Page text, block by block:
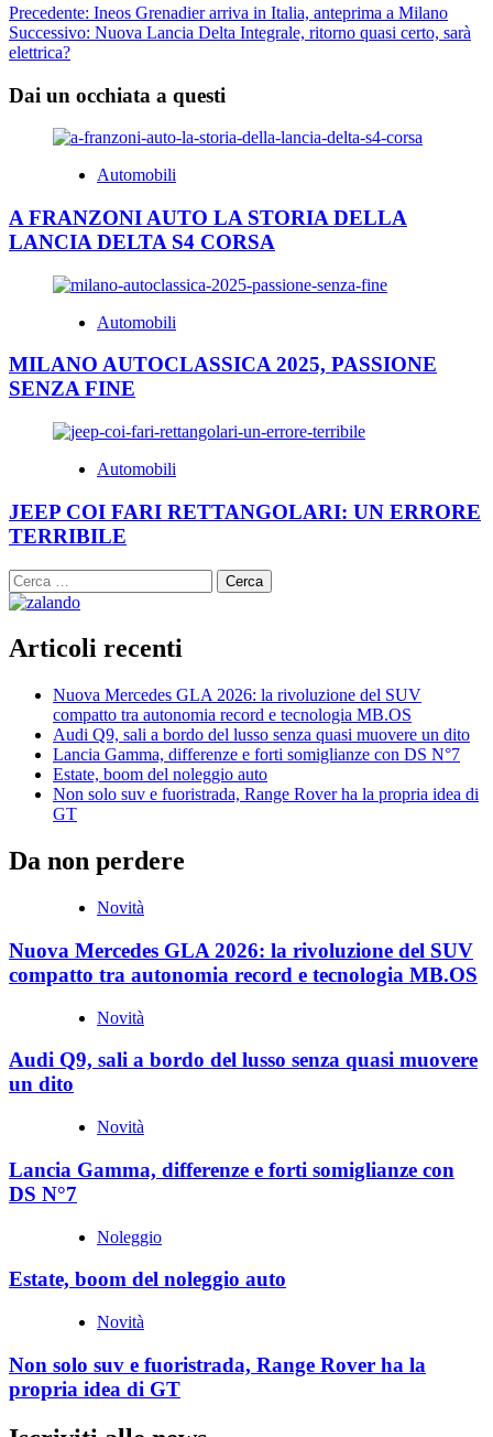
Navigazione
articolo
Precedente: Ineos Grenadier arriva in Italia, anteprima a Milano
Successivo: Nuova Lancia Delta Integrale, ritorno quasi certo, sarà
elettrica?
Dai un occhiata a questi
Automobili
A FRANZONI AUTO LA STORIA DELLA
LANCIA DELTA S4 CORSA
Automobili
MILANO AUTOCLASSICA 2025, PASSIONE
SENZA FINE
Automobili
JEEP COI FARI RETTANGOLARI: UN ERRORE
TERRIBILE
Ricerca
per:
Articoli recenti
Nuova Mercedes GLA 2026: la rivoluzione del SUV
compatto tra autonomia record e tecnologia MB.OS
Audi Q9, sali a bordo del lusso senza quasi muovere un dito
Lancia Gamma, differenze e forti somiglianze con DS N°7
Estate, boom del noleggio auto
Non solo suv e fuoristrada, Range Rover ha la propria idea di
GT
Da non perdere
Novità
Nuova Mercedes GLA 2026: la rivoluzione del SUV
compatto tra autonomia record e tecnologia MB.OS
Novità
Audi Q9, sali a bordo del lusso senza quasi muovere
un dito
Novità
Lancia Gamma, differenze e forti somiglianze con
DS N°7
Noleggio
Estate, boom del noleggio auto
Novità
Non solo suv e fuoristrada, Range Rover ha la
propria idea di GT